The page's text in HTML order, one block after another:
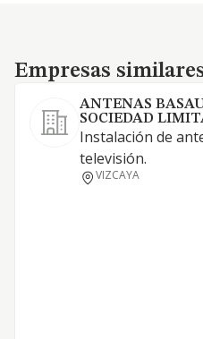
Empresas similares
Empresas
ANTENAS
SOCIEDAD
Instalación de
televisión.
VIZCAYA